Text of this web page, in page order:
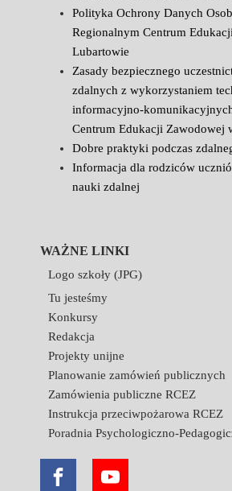
Polityka Ochrony Danych
Regionalnym Centrum
Lubartowie
Zasady bezpiecznego
zdalnych z wykorzystaniem
informacyjno-
Centrum Edukacji Zawodowej
Dobre praktyki podczas
Informacja dla rodziców
nauki zdalnej
WAŻNE LINKI
Logo szkoły (JPG)
Tu jesteśmy
Konkursy
Redakcja
Projekty unijne
Planowanie zamówień publicznych
Zamówienia publiczne RCEZ
Instrukcja przeciwpożarowa RCEZ
Poradnia Psychologiczno-